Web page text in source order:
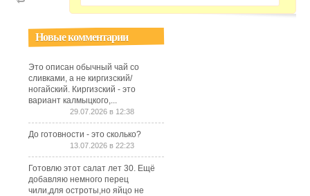
Новые комментарии
Это описан обычный чай со
сливками, а не киргизский/
ногайский. Киргизский - это
вариант калмыцкого,...
29.07.2026 в 12:38
До готовности - это сколько?
13.07.2026 в 22:23
Готовлю этот салат лет 30. Ещё
добавляю немного перец
чили,для остроты,но яйцо не